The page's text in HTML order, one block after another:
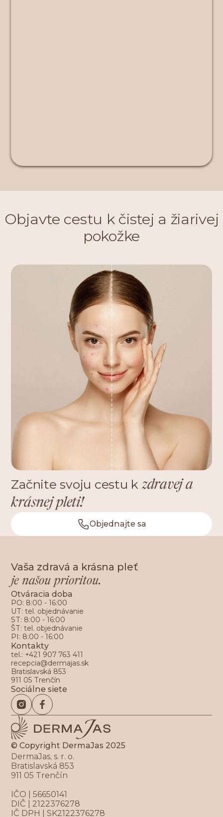
Objavte cestu k čistej a žiarivej
pokožke
Začnite svoju cestu kzdravej a
krásnej pleti!
Objednajte sa
Vaša zdravá a krásna pleť
je našou prioritou.
Otváracia doba
PO: 8:00 - 16:00
UT: tel. objednávanie
ST: 8:00 - 16:00
ŠT: tel. objednávanie
PI: 8:00 - 16:00
Kontakty
tel.: +421 907 763 411
recepcia@dermajas.sk
Bratislavská 853
911 05 Trenčín
Sociálne siete
© Copyright DermaJas 2025
DermaJas, s. r. o.
Bratislavská 853
911 05 Trenčín
IČO | 56650141
DIČ | 2122376278
IČ DPH | SK2122376278